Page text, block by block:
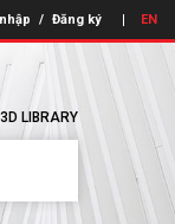
/ Đăng ký EN
3D LIBRARY